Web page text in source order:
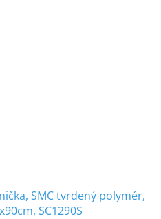
SMC tvrdený polymér,
SC1290S